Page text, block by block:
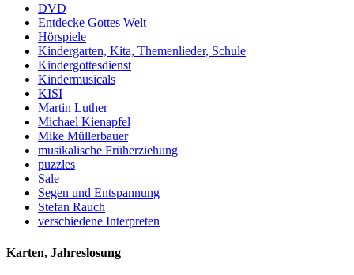
DVD
Entdecke Gottes Welt
Hörspiele
Kindergarten, Kita, Themenlieder, Schule
Kindergottesdienst
Kindermusicals
KISI
Martin Luther
Michael Kienapfel
Mike Müllerbauer
musikalische Früherziehung
puzzles
Sale
Segen und Entspannung
Stefan Rauch
verschiedene Interpreten
Karten, Jahreslosung